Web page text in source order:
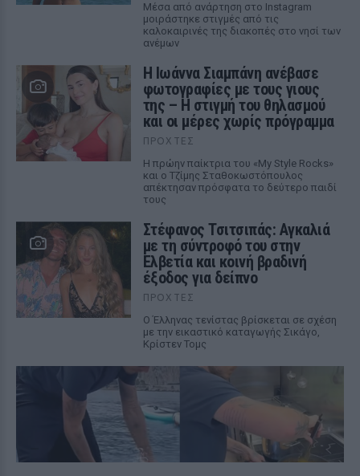
Μέσα από ανάρτηση στο Instagram
μοιράστηκε στιγμές από τις
καλοκαιρινές της διακοπές στο νησί των
ανέμων
H Ιωάννα Σιαμπάνη ανέβασε
φωτογραφίες με τους γιους
της – Η στιγμή του θηλασμού
και οι μέρες χωρίς πρόγραμμα
ΠΡΟΧΤΈΣ
Η πρώην παίκτρια του «My Style Rocks»
και ο Τζίμης Σταθοκωστόπουλος
απέκτησαν πρόσφατα το δεύτερο παιδί
τους
Στέφανος Τσιτσιπάς: Αγκαλιά
με τη σύντροφό του στην
Ελβετία και κοινή βραδινή
έξοδος για δείπνο
ΠΡΟΧΤΈΣ
Ο Έλληνας τενίστας βρίσκεται σε σχέση
με την εικαστικό καταγωγής Σικάγο,
Κρίστεν Τομς